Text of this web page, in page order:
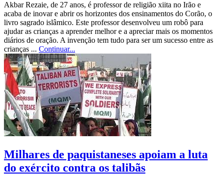
Akbar Rezaie, de 27 anos, é professor de religião xiita no Irão e
acaba de inovar e abrir os horizontes dos ensinamentos do Corão, o
livro sagrado islâmico. Este professor desenvolveu um robô para
ajudar as crianças a aprender melhor e a apreciar mais os momentos
diários de oração. A invenção tem tudo para ser um sucesso entre as
crianças ... Continuar...
Milhares de paquistaneses apoiam a luta
do exército contra os talibãs